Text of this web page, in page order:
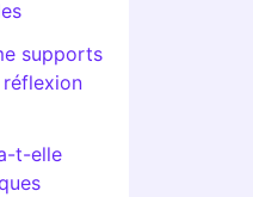
supports
t-elle